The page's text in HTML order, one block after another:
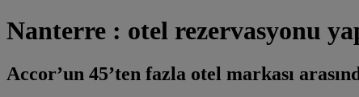
Nanterre : otel rezervasyonu
Accor’un 45’ten fazla otel markası